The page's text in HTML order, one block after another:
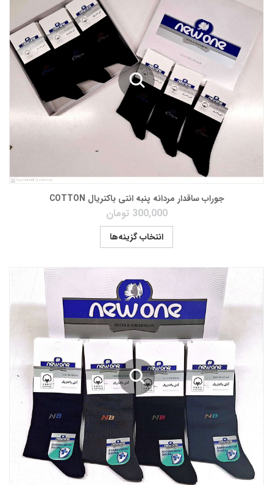
جوراب ساقدار مردانه پنبه انتی باکتریال COTTON
300,000 تومان
انتخاب گزینه‌ها